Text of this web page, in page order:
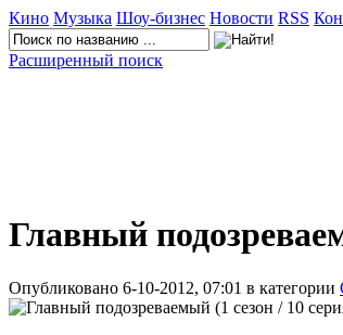
Кино Музыка Шоу-бизнес Новости RSS
Расширенный поиск
Главный
Опубликовано 6-10-2012, 07:01 в категории